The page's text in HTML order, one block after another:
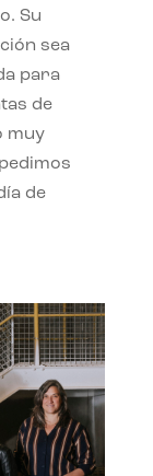
Su
sea
para
de
muy
de